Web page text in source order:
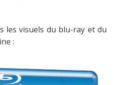
les visuels du blu-ray et du
: